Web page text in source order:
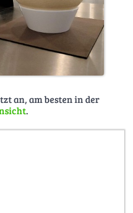
an, am besten in der
.